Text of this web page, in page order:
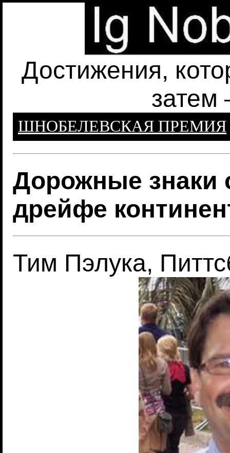
Достижения,
затем
ШНОБЕЛЕВСКАЯ ПРЕМИЯ
Дорожные знаки
дрейфе
Тим Пэлука,